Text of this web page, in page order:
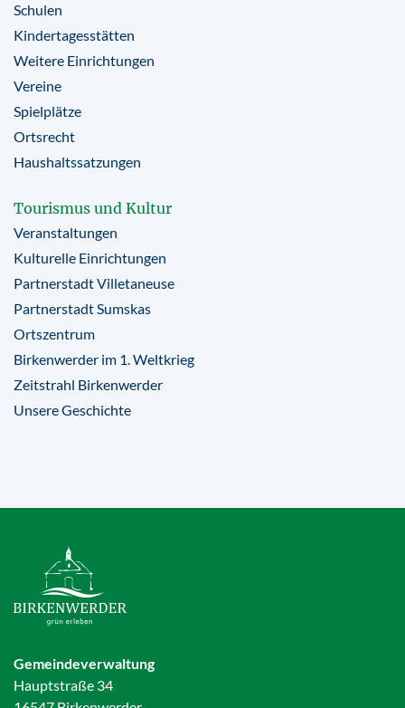
Schulen
Kindertagesstätten
Weitere Einrichtungen
Vereine
Spielplätze
Ortsrecht
Haushaltssatzungen
Tourismus und Kultur
Veranstaltungen
Kulturelle Einrichtungen
Partnerstadt Villetaneuse
Partnerstadt Sumskas
Ortszentrum
Birkenwerder im 1. Weltkrieg
Zeitstrahl Birkenwerder
Unsere Geschichte
Gemeindeverwaltung
Hauptstraße 34